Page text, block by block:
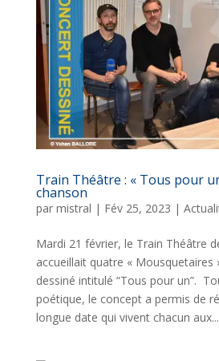
Train Théâtre : « Tous pour
chanson
par mistral | Fév 25, 2023 |
Mardi 21 février, le Train Théâtre
accueillait quatre « Mousquetaires
dessiné intitulé “Tous pour un”.
poétique, le concept a permis de
longue date qui vivent chacun aux...